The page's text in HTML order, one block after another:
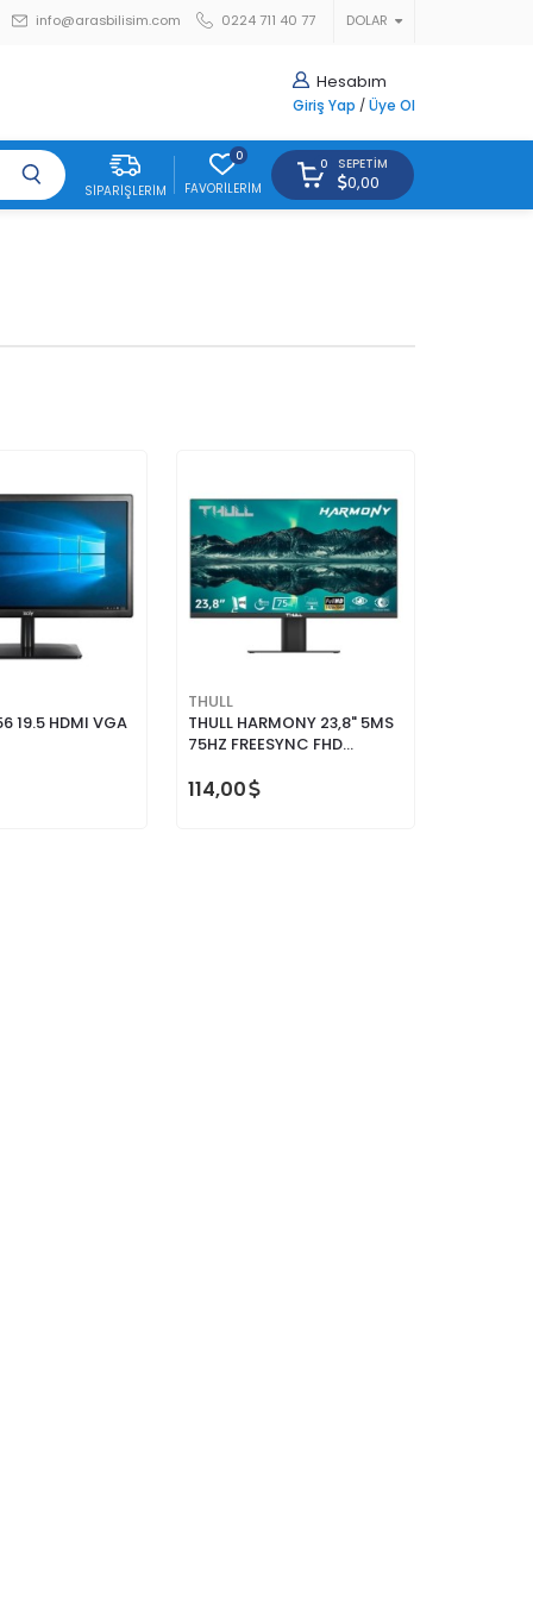
DOLAR
info@arasbilisim.com 0224 711 40 77
Hesabım
Giriş Yap / Üye Ol
SIPARIŞLERIM
0
FAVORILERIM
0 SEPETIM
0,00
19.5 HDMI VGA
THULL
THULL HARMONY 23,8" 5MS
75HZ FREESYNC FHD
FRAMELESS FLAT LED
114,00